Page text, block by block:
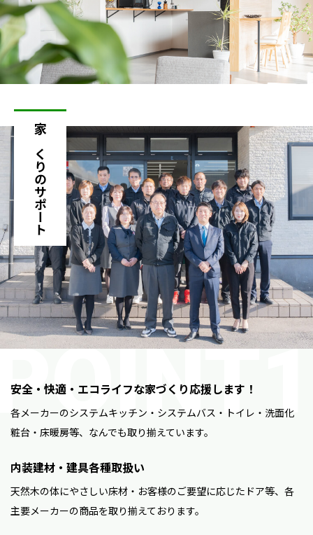
家づくりのサポート
安全・快適・エコライフな家づくり応援します！
各メーカーのシステムキッチン・システムバス・トイレ・洗面化
粧台・床暖房等、なんでも取り揃えています。
内装建材・建具各種取扱い
天然木の体にやさしい床材・お客様のご要望に応じたドア等、各
主要メーカーの商品を取り揃えております。